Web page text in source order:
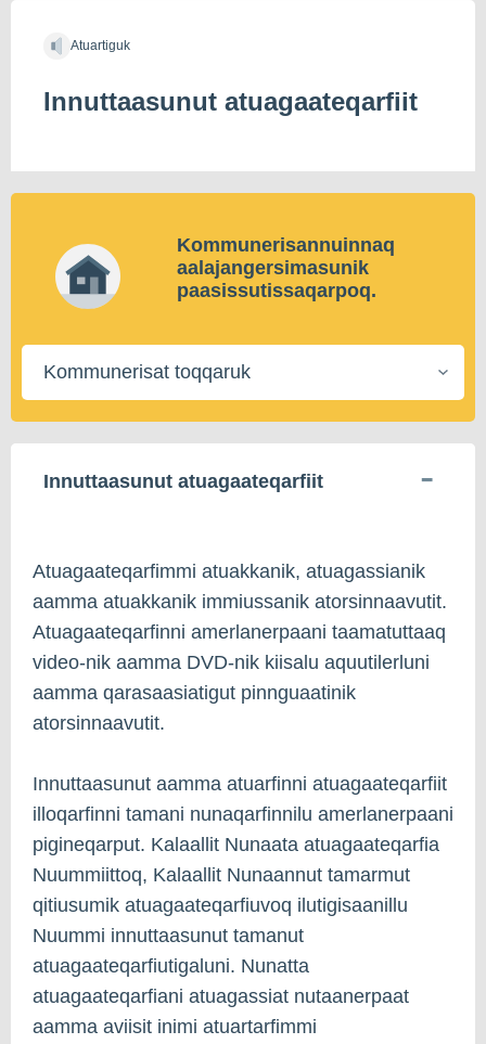
Atuartiguk
Innuttaasunut atuagaateqarfiit
Kommunerisannuinnaq
aalajangersimasunik
paasissutissaqarpoq.
Kommunerisat
toqqaruk
Innuttaasunut atuagaateqarfiit
Atuagaateqarfimmi atuakkanik, atuagassianik
aamma atuakkanik immiussanik atorsinnaavutit.
Atuagaateqarfinni amerlanerpaani taamatuttaaq
video-nik aamma DVD-nik kiisalu aquutilerluni
aamma qarasaasiatigut pinnguaatinik
atorsinnaavutit.
Innuttaasunut aamma atuarfinni atuagaateqarfiit
illoqarfinni tamani nunaqarfinnilu amerlanerpaani
pigineqarput. Kalaallit Nunaata atuagaateqarfia
Nuummiittoq, Kalaallit Nunaannut tamarmut
qitiusumik atuagaateqarfiuvoq ilutigisaanillu
Nuummi innuttaasunut tamanut
atuagaateqarfiutigaluni. Nunatta
atuagaateqarfiani atuagassiat nutaanerpaat
aamma aviisit inimi atuartarfimmi